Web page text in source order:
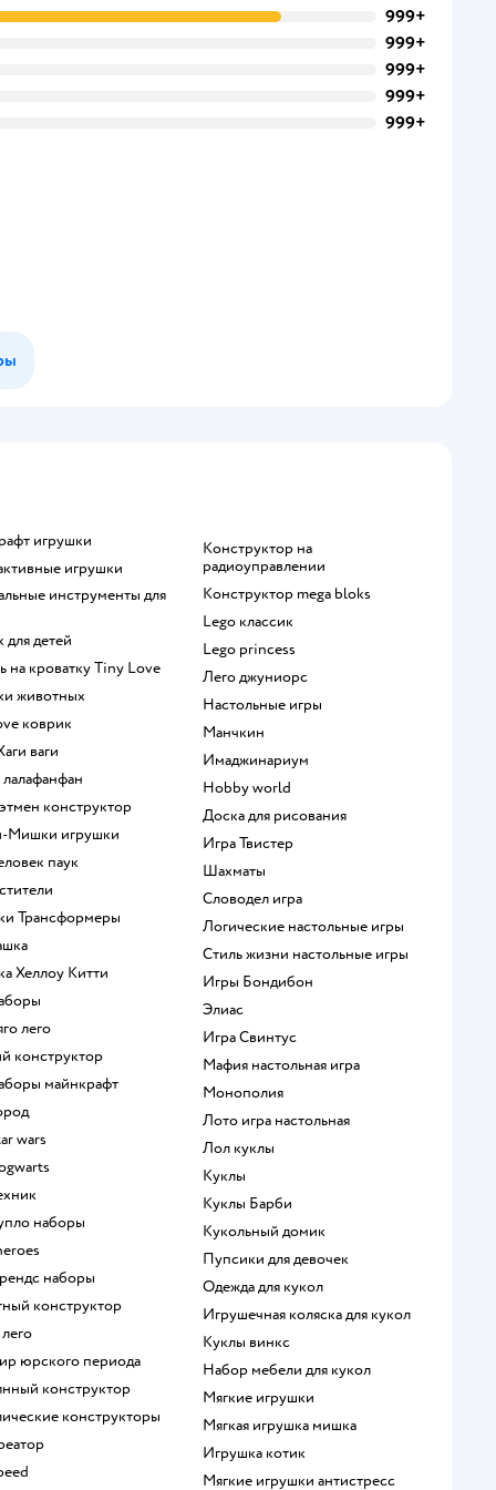
999+
999+
999+
999+
999+
игрушки
игрушки
для детей
на кроватку Tiny Love
животных
коврик
ваги
лалафанфан
конструктор
Мишки игрушки
паук
Трансформеры
Хеллоу Китти
лего
конструктор
майнкрафт
wars
наборы
наборы
конструктор
лего
юрского периода
конструктор
конструкторы
Конструктор на
радиоуправлении
Конструктор mega bloks
Lego классик
Lego princess
Лего джуниорс
Настольные игры
Манчкин
Имаджинариум
Hobby world
Доска для рисования
Игра Твистер
Шахматы
Словодел игра
Логические настольные игры
Стиль жизни настольные игры
Игры Бондибон
Элиас
Игра Свинтус
Мафия настольная игра
Монополия
Лото игра настольная
Лол куклы
Куклы
Куклы Барби
Кукольный домик
Пупсики для девочек
Одежда для кукол
Игрушечная коляска для кукол
Куклы винкс
Набор мебели для кукол
Мягкие игрушки
Мягкая игрушка мишка
Игрушка котик
Мягкие игрушки антистресс